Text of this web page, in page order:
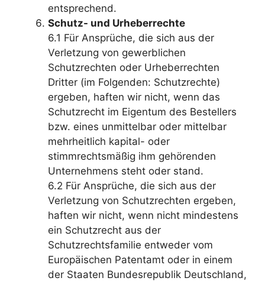
entsprechend.
Schutz- und Urheberrechte
6.1 Für Ansprüche, die sich aus der
Verletzung von gewerblichen
Schutzrechten oder Urheberrechten
Dritter (im Folgenden: Schutzrechte)
ergeben, haften wir nicht, wenn das
Schutzrecht im Eigentum des Bestellers
bzw. eines unmittelbar oder mittelbar
mehrheitlich kapital- oder
stimmrechtsmäßig ihm gehörenden
Unternehmens steht oder stand.
6.2 Für Ansprüche, die sich aus der
Verletzung von Schutzrechten ergeben,
haften wir nicht, wenn nicht mindestens
ein Schutzrecht aus der
Schutzrechtsfamilie entweder vom
Europäischen Patentamt oder in einem
der Staaten Bundesrepublik Deutschland,